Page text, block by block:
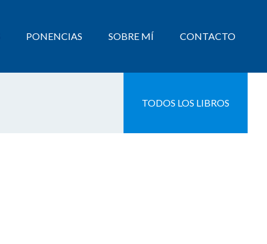
PONENCIAS SOBRE MÍ CONTACTO
TODOS LOS LIBROS